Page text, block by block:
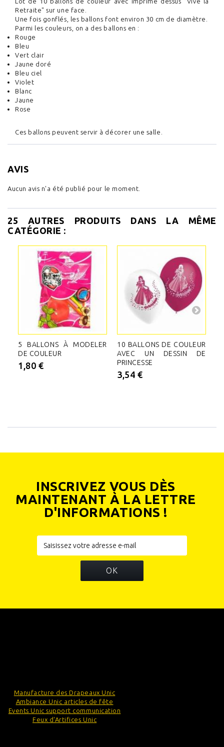
Retraite" sur une face.
Une fois gonflés, les ballons font environ 30 cm de diamètre.
Parmi les couleurs, on a des ballons en :
Rouge
Bleu
Vert clair
Jaune doré
Bleu ciel
Violet
Blanc
Jaune
Rose
Ces ballons peuvent servir à décorer une salle.
AVIS
Aucun avis n'a été publié pour le moment.
25 AUTRES PRODUITS DANS LA MÊME
CATÉGORIE :
5 BALLONS À MODELER
DE COULEUR
1,80 €
10 BALLONS DE COULEUR
AVEC UN DESSIN DE
PRINCESSE
3,54 €
INSCRIVEZ VOUS DÈS
MAINTENANT À LA LETTRE
D'INFORMATIONS !
OK
Manufacture des Drapeaux Unic
Ambiance Unic articles de fête
Events Unic support communication
Feux d'Artifices Unic